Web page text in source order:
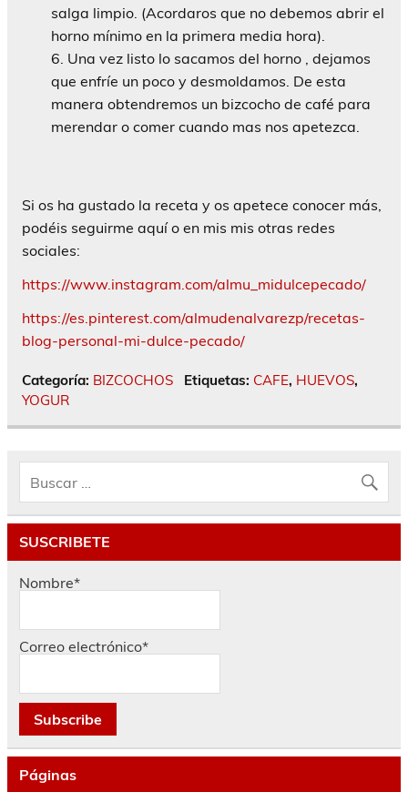
salga limpio. (Acordaros que no debemos abrir el
horno mínimo en la primera media hora).
Una vez listo lo sacamos del horno , dejamos
que enfríe un poco y desmoldamos. De esta
manera obtendremos un bizcocho de café para
merendar o comer cuando mas nos apetezca.
Si os ha gustado la receta y os apetece conocer más,
podéis seguirme aquí o en mis mis otras redes
sociales:
https://www.instagram.com/almu_midulcepecado/
https://es.pinterest.com/almudenalvarezp/recetas-
blog-personal-mi-dulce-pecado/
Categoría: BIZCOCHOS Etiquetas: CAFE, HUEVOS,
YOGUR
SUSCRIBETE
Nombre*
Correo electrónico*
Páginas